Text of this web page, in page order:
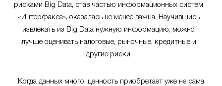
рисками Big Data, став частью информационных систем
«Интерфакса», оказалась не менее важна. Научившись
извлекать из Big Data нужную информацию, можно
лучше оценивать налоговые, рыночные, кредитные и
другие риски.
Когда данных много, ценность приобретает уже не сама